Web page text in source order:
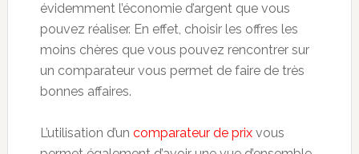
évidemment l’économie d’argent que vous
pouvez réaliser. En effet, choisir les offres les
moins chères que vous pouvez rencontrer sur
un comparateur vous permet de faire de très
bonnes affaires.
L’utilisation d’un comparateur de prixvous